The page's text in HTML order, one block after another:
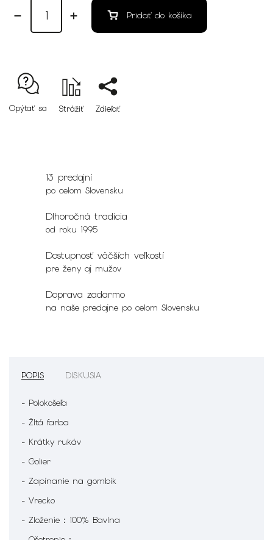
Pridať do košíka
Opýtať sa Strážiť Zdieľať
13 predajní
po celom Slovensku
Dlhoročná tradícia
od roku 1995
Dostupnosť väčších veľkostí
pre ženy aj mužov
Doprava zadarmo
na naše predajne po celom Slovensku
POPIS DISKUSIA
- Polokošeľa
- Žltá farba
- Krátky rukáv
- Golier
- Zapínanie na gombík
- Vrecko
- Zloženie : 100% Bavlna